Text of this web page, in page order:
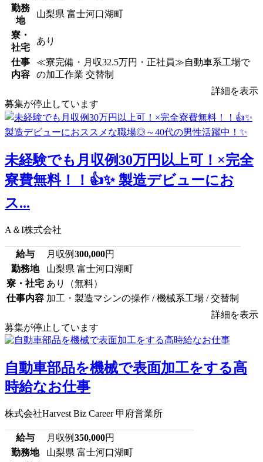
勤務
地
山梨県 富士河口湖町
寮・
社宅
あり
仕事
内容
≪寮完備・月収32.5万円・正社員≫自動車系工場で
の加工作業 交替制
詳細を表示
募集が停止しています
未経験でも月収例30万円以上可！×完全
寮費無料！！👍✨ 製造デビューにお
ス...
A＆I株式会社
給与 月収例 300,000円
勤務地
山梨県 富士河口湖町
寮・社宅 あり（無料）
仕事内容 加工・製造マシンの操作 / 機械系工場 / 交替制
詳細を表示
募集が停止しています
自動車部品を機械で表面加工をする高
時給なお仕事
株式会社Harvest Biz Career 甲府営業所
給与 月収例 350,000円
勤務地
山梨県 富士河口湖町